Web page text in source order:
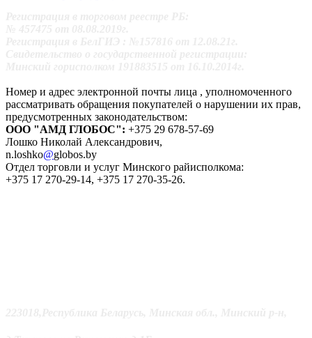
Номер и адрес электронной почты лица , уполномоченного
рассматривать обращения покупателей о нарушении их прав,
предусмотренных законодательством:
ООО "АМД ГЛОБОС": +375 29 678-57-69
Лошко Николай Александрович,
n.loshko@globos.by
Отдел торговли и услуг Минского райисполкома:
+375 17 270-29-14, +375 17 270-35-26.